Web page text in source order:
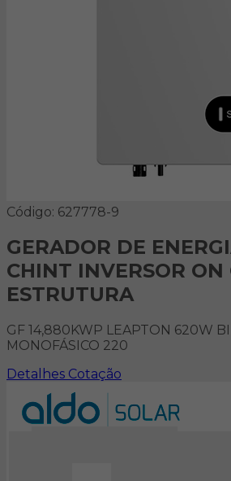
Código: 627778-9
GERADOR DE
CHINT INVERSOR ON
ESTRUTURA
GF 14,880KWP LEAPTON 620W
MONOFÁSICO 220
Detalhes Cotação